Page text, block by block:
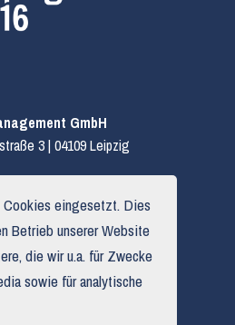
GmbH
3 | 04109 Leipzig
03
eingesetzt. Dies
Betrieb unserer Website
die wir u.a. für Zwecke
sowie für analytische